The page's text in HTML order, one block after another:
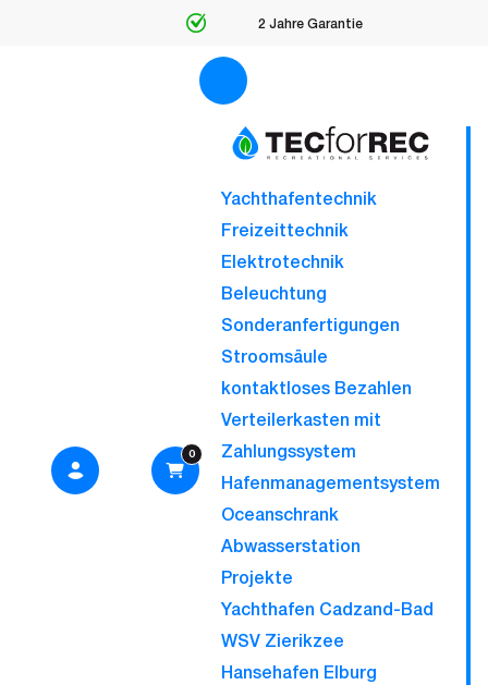
2 Jahre Garantie
0
Yachthafentechnik
Freizeittechnik
Elektrotechnik
Beleuchtung
Sonderanfertigungen
Stroomsäule
kontaktloses Bezahlen
Verteilerkasten mit
Zahlungssystem
Hafenmanagementsystem
Oceanschrank
Abwasserstation
Projekte
Yachthafen Cadzand-Bad
WSV Zierikzee
Hansehafen Elburg